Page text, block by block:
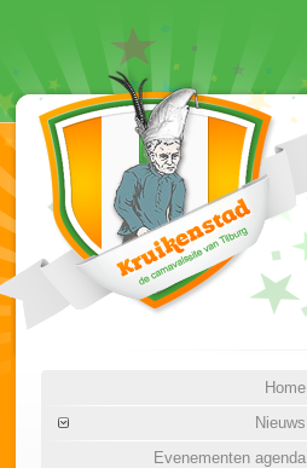
Home
Nieuws
Evenementen agenda